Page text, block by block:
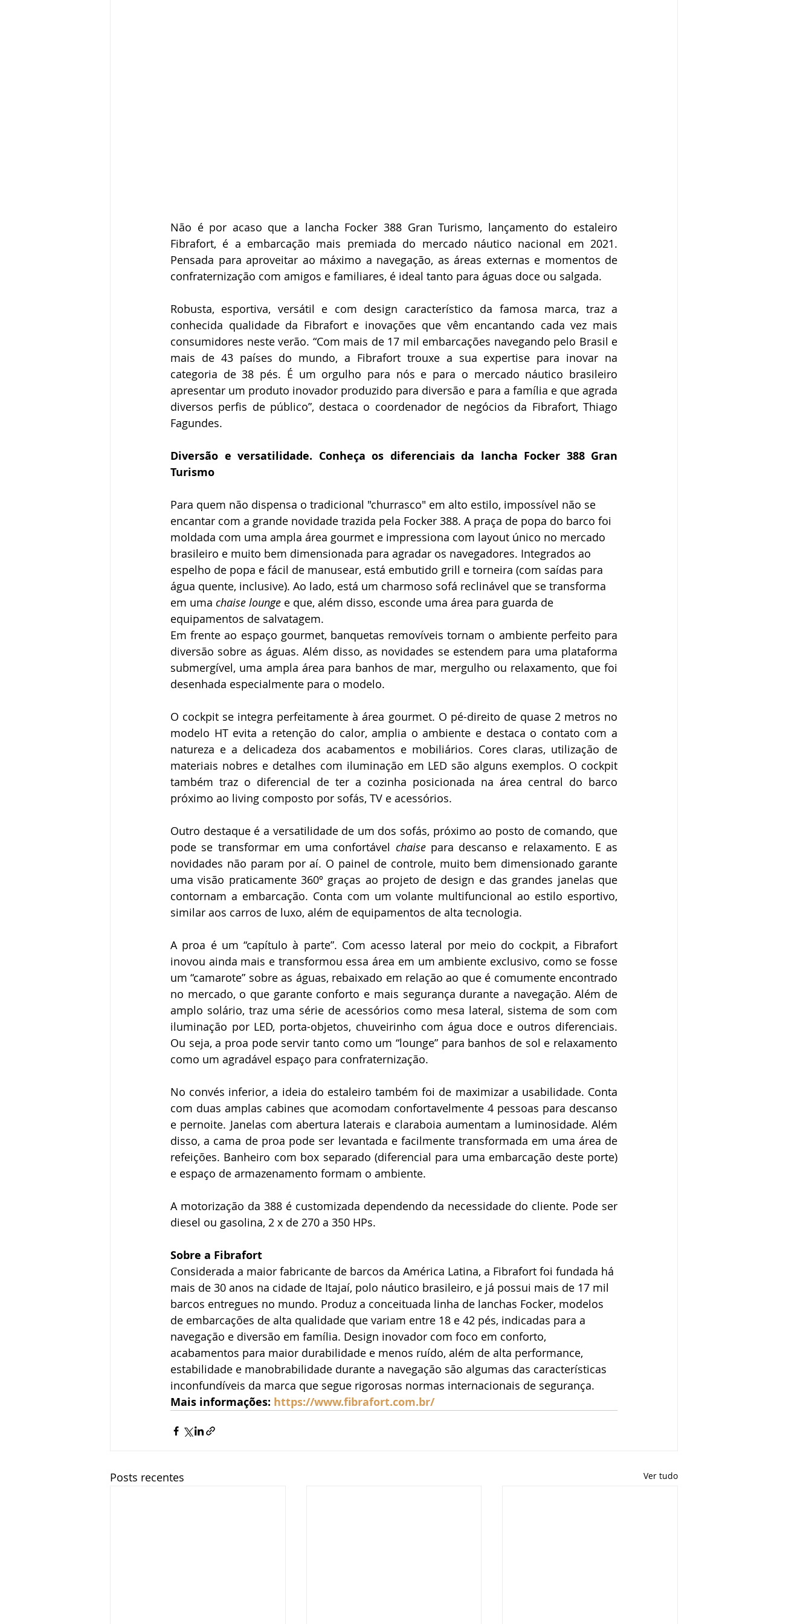
Não é por acaso que a lancha Focker 388 Gran Turismo, lançamento do estaleiro
Fibrafort, é a embarcação mais premiada do mercado náutico nacional em 2021.
Pensada para aproveitar ao máximo a navegação, as áreas externas e momentos de
confraternização com amigos e familiares, é ideal tanto para águas doce ou salgada.
Robusta, esportiva, versátil e com design característico da famosa marca, traz a
conhecida qualidade da Fibrafort e inovações que vêm encantando cada vez mais
consumidores neste verão. “Com mais de 17 mil embarcações navegando pelo Brasil e
mais de 43 países do mundo, a Fibrafort trouxe a sua expertise para inovar na
categoria de 38 pés. É um orgulho para nós e para o mercado náutico brasileiro
apresentar um produto inovador produzido para diversão e para a família e que agrada
diversos perfis de público”, destaca o coordenador de negócios da Fibrafort, Thiago
Fagundes.
Diversão e versatilidade. Conheça os diferenciais da lancha Focker 388 Gran
Turismo
Para quem não dispensa o tradicional "churrasco" em alto estilo, impossível não se
encantar com a grande novidade trazida pela Focker 388. A praça de popa do barco foi
moldada com uma ampla área gourmet e impressiona com layout único no mercado
brasileiro e muito bem dimensionada para agradar os navegadores. Integrados ao
espelho de popa e fácil de manusear, está embutido grill e torneira (com saídas para
água quente, inclusive). Ao lado, está um charmoso sofá reclinável que se transforma
em uma chaise lounge e que, além disso, esconde uma área para guarda de
equipamentos de salvatagem.
Em frente ao espaço gourmet, banquetas removíveis tornam o ambiente perfeito para
diversão sobre as águas. Além disso, as novidades se estendem para uma plataforma
submergível, uma ampla área para banhos de mar, mergulho ou relaxamento, que foi
desenhada especialmente para o modelo.
O cockpit se integra perfeitamente à área gourmet. O pé-direito de quase 2 metros no
modelo HT evita a retenção do calor, amplia o ambiente e destaca o contato com a
natureza e a delicadeza dos acabamentos e mobiliários. Cores claras, utilização de
materiais nobres e detalhes com iluminação em LED são alguns exemplos. O cockpit
também traz o diferencial de ter a cozinha posicionada na área central do barco
próximo ao living composto por sofás, TV e acessórios.
Outro destaque é a versatilidade de um dos sofás, próximo ao posto de comando, que
pode se transformar em uma confortável chaise para descanso e relaxamento. E as
novidades não param por aí. O painel de controle, muito bem dimensionado garante
uma visão praticamente 360º graças ao projeto de design e das grandes janelas que
contornam a embarcação. Conta com um volante multifuncional ao estilo esportivo,
similar aos carros de luxo, além de equipamentos de alta tecnologia.
A proa é um “capítulo à parte”. Com acesso lateral por meio do cockpit, a Fibrafort
inovou ainda mais e transformou essa área em um ambiente exclusivo, como se fosse
um “camarote” sobre as águas, rebaixado em relação ao que é comumente encontrado
no mercado, o que garante conforto e mais segurança durante a navegação. Além de
amplo solário, traz uma série de acessórios como mesa lateral, sistema de som com
iluminação por LED, porta-objetos, chuveirinho com água doce e outros diferenciais.
Ou seja, a proa pode servir tanto como um “lounge” para banhos de sol e relaxamento
como um agradável espaço para confraternização.
No convés inferior, a ideia do estaleiro também foi de maximizar a usabilidade. Conta
com duas amplas cabines que acomodam confortavelmente 4 pessoas para descanso
e pernoite. Janelas com abertura laterais e claraboia aumentam a luminosidade. Além
disso, a cama de proa pode ser levantada e facilmente transformada em uma área de
refeições. Banheiro com box separado (diferencial para uma embarcação deste porte)
e espaço de armazenamento formam o ambiente.
A motorização da 388 é customizada dependendo da necessidade do cliente. Pode ser
diesel ou gasolina, 2 x de 270 a 350 HPs.
Sobre a Fibrafort
Considerada a maior fabricante de barcos da América Latina, a Fibrafort foi fundada há
mais de 30 anos na cidade de Itajaí, polo náutico brasileiro, e já possui mais de 17 mil
barcos entregues no mundo. Produz a conceituada linha de lanchas Focker, modelos
de embarcações de alta qualidade que variam entre 18 e 42 pés, indicadas para a
navegação e diversão em família. Design inovador com foco em conforto,
acabamentos para maior durabilidade e menos ruído, além de alta performance,
estabilidade e manobrabilidade durante a navegação são algumas das características
inconfundíveis da marca que segue rigorosas normas internacionais de segurança.
Mais informações: https://www.fibrafort.com.br/
Posts recentes Ver tudo